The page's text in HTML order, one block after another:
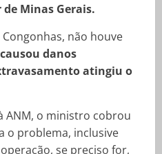
Minas Gerais.
não houve
danos
atingiu o
ANM, o ministro cobrou
o problema, inclusive
se preciso for,